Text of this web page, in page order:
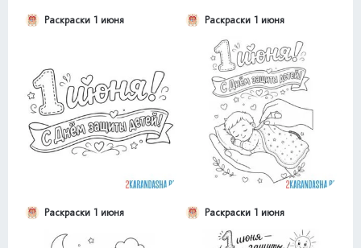
Раскраски 1 июня Раскраски 1 июня
Раскраски 1 июня Раскраски 1 июня